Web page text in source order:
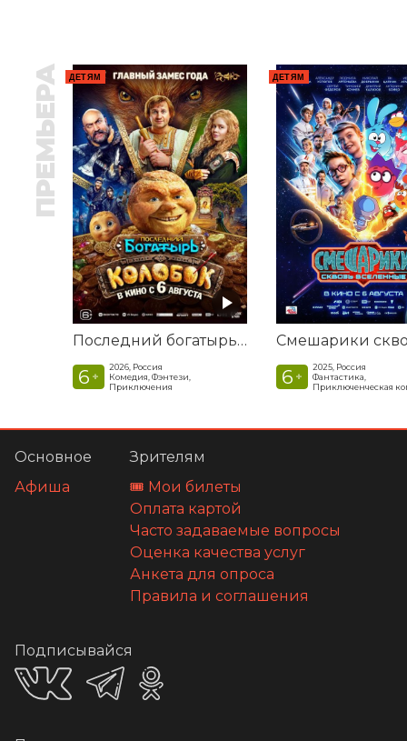
ПРЕМЬЕРА ДЕТЯМ
Последний богатырь. Колобок
6 +
2026, Россия
Комедия, Фэнтези,
Приключения
ДЕТЯМ
6 +
2025, Россия
Фантастика,
Приключенческая
Основное
Афиша
Зрителям
🎟️ Мои билеты
Оплата картой
Часто задаваемые вопросы
Оценка качества услуг
Анкета для опроса
Правила и соглашения
Подписывайся